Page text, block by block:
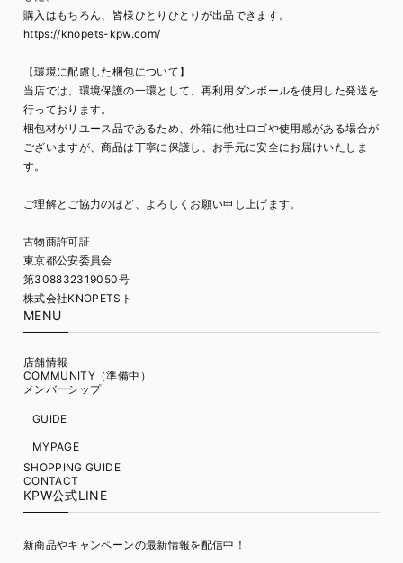
購入はもちろん、皆様ひとりひとりが出品できます。
https://knopets-kpw.com/
【環境に配慮した梱包について】
当店では、環境保護の一環として、再利用ダンボールを使用した発送を
行っております。
梱包材がリユース品であるため、外箱に他社ロゴや使用感がある場合が
ございますが、商品は丁寧に保護し、お手元に安全にお届けいたしま
す。
ご理解とご協力のほど、よろしくお願い申し上げます。
古物商許可証
東京都公安委員会
第308832319050号
株式会社KNOPETSト
MENU
店舗情報
COMMUNITY（準備中）
メンバーシップ
GUIDE
MYPAGE
SHOPPING GUIDE
CONTACT
KPW公式LINE
新商品やキャンペーンの最新情報を配信中！